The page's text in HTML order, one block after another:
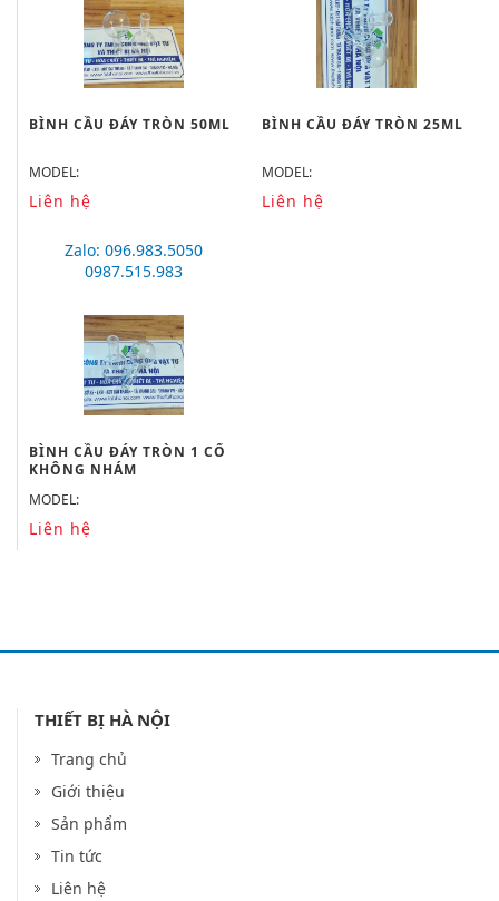
BÌNH CẦU ĐÁY TRÒN 50ML
MODEL:
Liên hệ
BÌNH CẦU ĐÁY TRÒN 25ML
MODEL:
Liên hệ
Zalo: 096.983.5050
0987.515.983
BÌNH CẦU ĐÁY TRÒN 1 CỔ
KHÔNG NHÁM
MODEL:
Liên hệ
THIẾT BỊ HÀ NỘI
Trang chủ
Giới thiệu
Sản phẩm
Tin tức
Liên hệ